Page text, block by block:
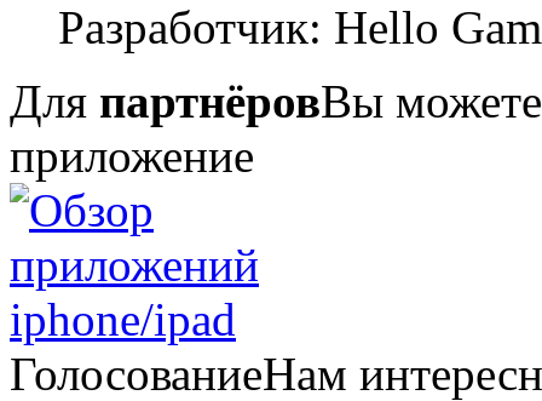
Разработчик: Hello
Для партнёровВы можете
приложение
ГолосованиеНам